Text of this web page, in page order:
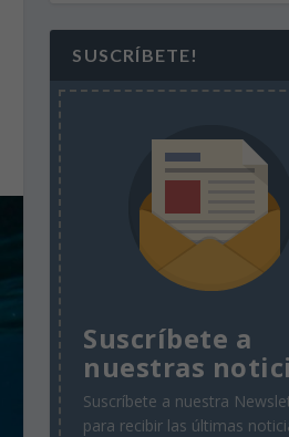
SUSCRÍBETE!
Suscríbete a
nuestras
Suscríbete a nuestra
para recibir las últimas